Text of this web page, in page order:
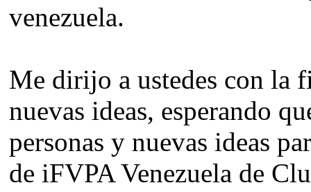
venezuela.
Me dirijo a ustedes con la
nuevas ideas, esperando
personas y nuevas ideas
de iFVPA Venezuela de